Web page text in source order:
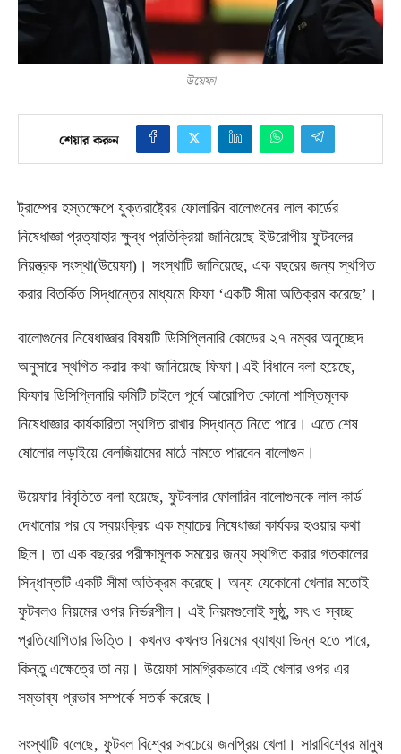
উয়েফা
শেয়ার করুন
ট্রাম্পের হস্তক্ষেপে যুক্তরাষ্ট্রের ফোলারিন বালোগুনের লাল কার্ডের
নিষেধাজ্ঞা প্রত্যাহার ক্ষুব্ধ প্রতিক্রিয়া জানিয়েছে ইউরোপীয় ফুটবলের
নিয়ন্ত্রক সংস্থা(উয়েফা) । সংস্থাটি জানিয়েছে, এক বছরের জন্য স্থগিত
করার বিতর্কিত সিদ্ধান্তের মাধ্যমে ফিফা ‘একটি সীমা অতিক্রম করেছে’।
বালোগুনের নিষেধাজ্ঞার বিষয়টি ডিসিপ্লিনারি কোডের ২৭ নম্বর অনুচ্ছেদ
অনুসারে স্থগিত করার কথা জানিয়েছে ফিফা।এই বিধানে বলা হয়েছে,
ফিফার ডিসিপ্লিনারি কমিটি চাইলে পূর্বে আরোপিত কোনো শাস্তিমূলক
নিষেধাজ্ঞার কার্যকারিতা স্থগিত রাখার সিদ্ধান্ত নিতে পারে। এতে শেষ
ষোলোর লড়াইয়ে বেলজিয়ামের মাঠে নামতে পারবেন বালোগুন।
উয়েফার বিবৃতিতে বলা হয়েছে, ফুটবলার ফোলারিন বালোগুনকে লাল কার্ড
দেখানোর পর যে স্বয়ংক্রিয় এক ম্যাচের নিষেধাজ্ঞা কার্যকর হওয়ার কথা
ছিল। তা এক বছরের পরীক্ষামূলক সময়ের জন্য স্থগিত করার গতকালের
সিদ্ধান্তটি একটি সীমা অতিক্রম করেছে। অন্য যেকোনো খেলার মতোই
ফুটবলও নিয়মের ওপর নির্ভরশীল। এই নিয়মগুলোই সুষ্ঠু, সৎ ও স্বচ্ছ
প্রতিযোগিতার ভিত্তি। কখনও কখনও নিয়মের ব্যাখ্যা ভিন্ন হতে পারে,
কিন্তু এক্ষেত্রে তা নয়। উয়েফা সামগ্রিকভাবে এই খেলার ওপর এর
সম্ভাব্য প্রভাব সম্পর্কে সতর্ক করেছে।
সংস্থাটি বলেছে, ফুটবল বিশ্বের সবচেয়ে জনপ্রিয় খেলা। সারাবিশ্বের মানুষ